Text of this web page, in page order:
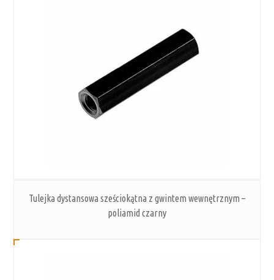
Tulejka dystansowa sześciokątna z gwintem wewnętrznym –
poliamid czarny